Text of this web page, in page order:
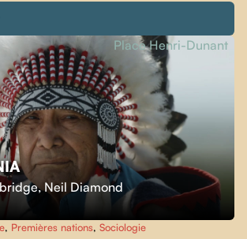
,Neil Diamond
Place Henri-Dunant
, Premières nations, Sociologie